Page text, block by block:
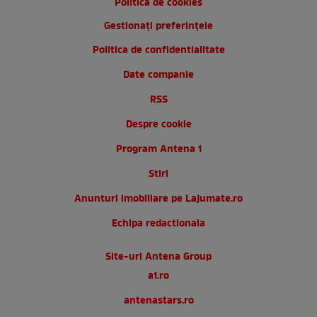
Gestionați preferințele
Politica de confidentialitate
Date companie
RSS
Despre cookie
Program Antena 1
Stiri
Anunturi imobiliare pe Lajumate.ro
Echipa redactionala
Site-uri Antena Group
a1.ro
antenastars.ro